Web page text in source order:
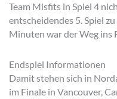
Team Misfits in Spiel 4
entscheidendes 5. Spiel
Minuten war der Weg ins
Endspiel Informationen
Damit stehen sich in
im Finale in Vancouver,